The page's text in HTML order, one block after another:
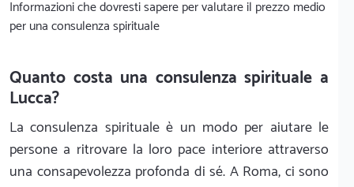
Informazioni che dovresti sapere per valutare il prezzo medio
per una consulenza spirituale
Quanto costa una consulenza spirituale a
Lucca?
La consulenza spirituale è un modo per aiutare le
persone a ritrovare la loro pace interiore attraverso
una consapevolezza profonda di sé. A Roma, ci sono